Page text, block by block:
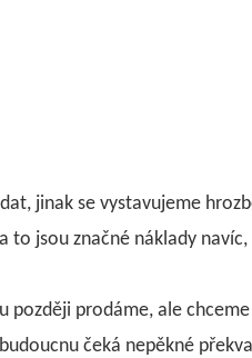
jinak se vystavujeme
to jsou značné náklady navíc,
později prodáme, ale
čeká nepěkné